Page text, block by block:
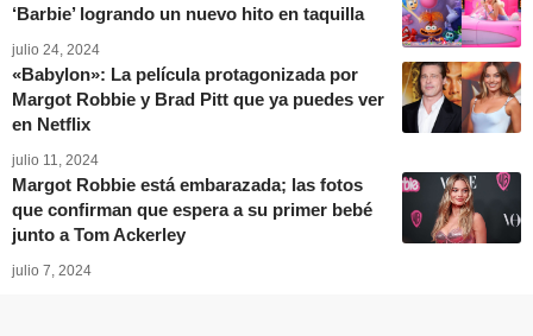
‘Barbie’ logrando un nuevo hito en taquilla
julio 24, 2024
«Babylon»: La película protagonizada por
Margot Robbie y Brad Pitt que ya puedes ver
en Netflix
julio 11, 2024
Margot Robbie está embarazada; las fotos
que confirman que espera a su primer bebé
junto a Tom Ackerley
julio 7, 2024